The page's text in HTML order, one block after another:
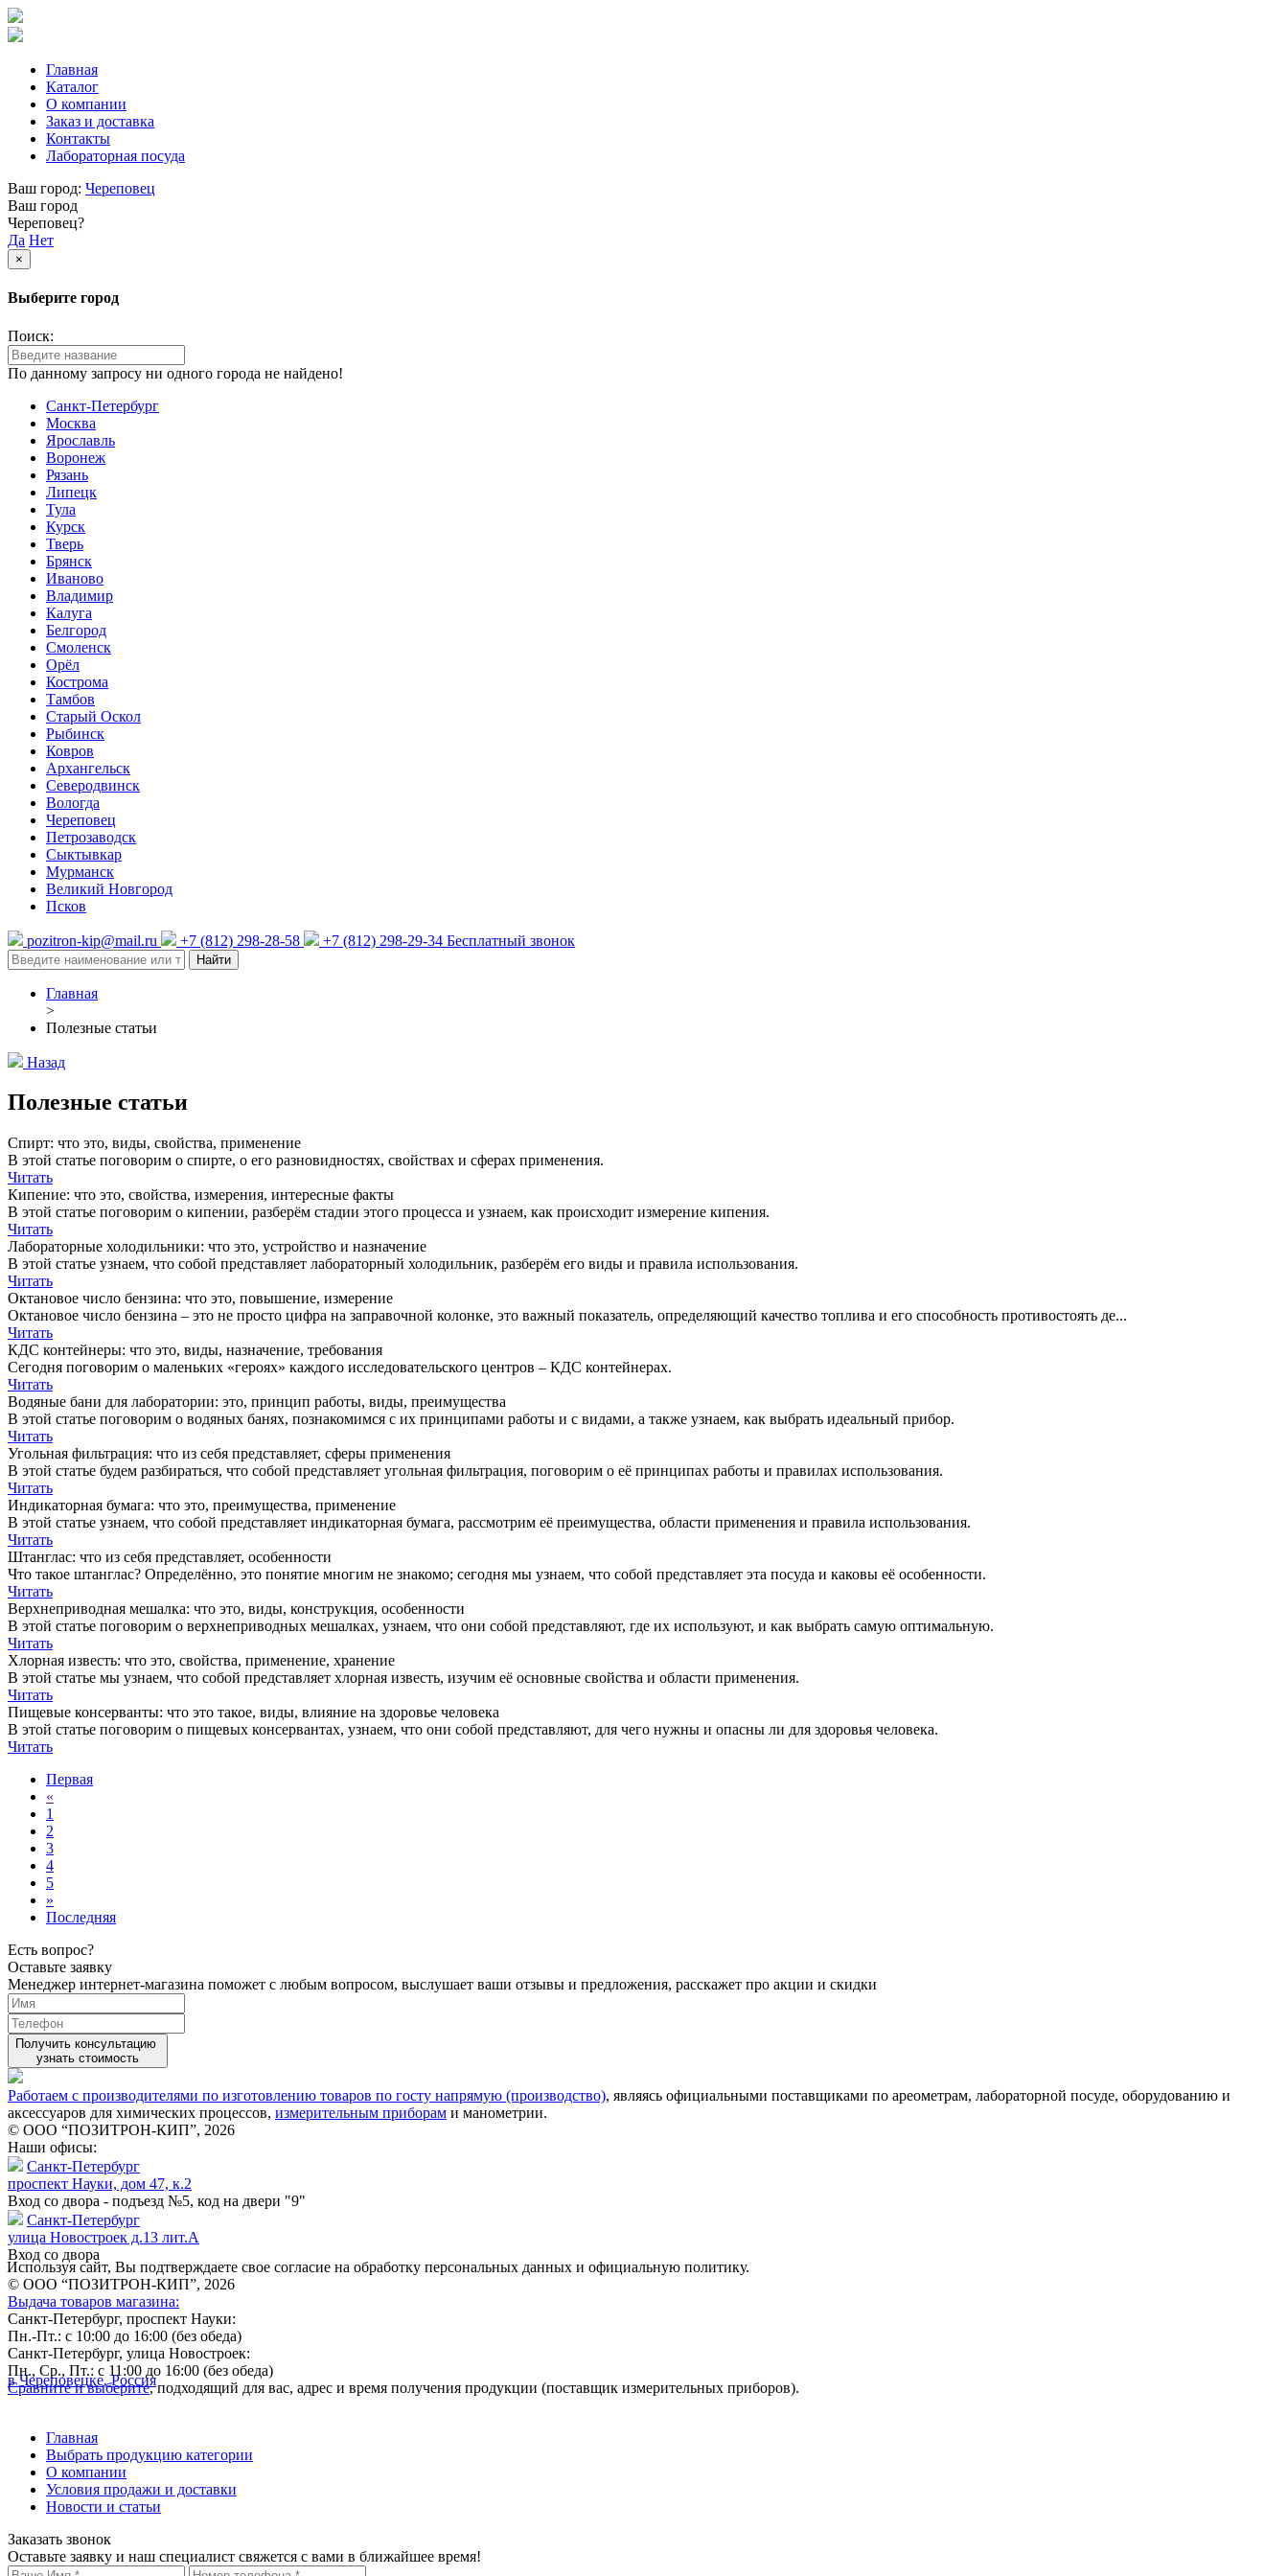
Главная
Каталог
О компании
Заказ и доставка
Контакты
Лабораторная посуда
Ваш город: Череповец
Ваш город
Череповец?
Да Нет
×
Выберите город
Поиск:
По данному запросу ни одного города не найдено!
Санкт-Петербург
Москва
Ярославль
Воронеж
Рязань
Липецк
Тула
Курск
Тверь
Брянск
Иваново
Владимир
Калуга
Белгород
Смоленск
Орёл
Кострома
Тамбов
Старый Оскол
Рыбинск
Ковров
Архангельск
Северодвинск
Вологда
Череповец
Петрозаводск
Сыктывкар
Мурманск
Великий Новгород
Псков
pozitron-kip@mail.ru +7 (812) 298-28-58 +7 (812) 298-29-34 Бесплатный звонок
Найти
Главная
>
Полезные статьи
Назад
Полезные статьи
Спирт: что это, виды, свойства, применение
В этой статье поговорим о спирте, о его разновидностях, свойствах и сферах применения.
Читать
Кипение: что это, свойства, измерения, интересные факты
В этой статье поговорим о кипении, разберём стадии этого процесса и узнаем, как происходит измерение кипения.
Читать
Лабораторные холодильники: что это, устройство и назначение
В этой статье узнаем, что собой представляет лабораторный холодильник, разберём его виды и правила использования.
Читать
Октановое число бензина: что это, повышение, измерение
Октановое число бензина – это не просто цифра на заправочной колонке, это важный показатель, определяющий качество топлива и его способность противостоять де...
Читать
КДС контейнеры: что это, виды, назначение, требования
Сегодня поговорим о маленьких «героях» каждого исследовательского центров – КДС контейнерах.
Читать
Водяные бани для лаборатории: это, принцип работы, виды, преимущества
В этой статье поговорим о водяных банях, познакомимся с их принципами работы и с видами, а также узнаем, как выбрать идеальный прибор.
Читать
Угольная фильтрация: что из себя представляет, сферы применения
В этой статье будем разбираться, что собой представляет угольная фильтрация, поговорим о её принципах работы и правилах использования.
Читать
Индикаторная бумага: что это, преимущества, применение
В этой статье узнаем, что собой представляет индикаторная бумага, рассмотрим её преимущества, области применения и правила использования.
Читать
Штанглас: что из себя представляет, особенности
Что такое штанглас? Определённо, это понятие многим не знакомо; сегодня мы узнаем, что собой представляет эта посуда и каковы её особенности.
Читать
Верхнеприводная мешалка: что это, виды, конструкция, особенности
В этой статье поговорим о верхнеприводных мешалках, узнаем, что они собой представляют, где их используют, и как выбрать самую оптимальную.
Читать
Хлорная известь: что это, свойства, применение, хранение
В этой статье мы узнаем, что собой представляет хлорная известь, изучим её основные свойства и области применения.
Читать
Пищевые консерванты: что это такое, виды, влияние на здоровье человека
В этой статье поговорим о пищевых консервантах, узнаем, что они собой представляют, для чего нужны и опасны ли для здоровья человека.
Читать
Первая
«
1
2
3
4
5
»
Последняя
Есть вопрос?
Оставьте заявку
Менеджер интернет-магазина поможет с любым вопросом, выслушает ваши отзывы и предложения, расскажет про акции и скидки
Получить консультацию
узнать стоимость
Работаем с производителями по изготовлению товаров по госту напрямую (производство), являясь официальными поставщиками по ареометрам, лабораторной посуде, оборудованию и
аксессуаров для химических процессов, измерительным приборам и манометрии.
© ООО “ПОЗИТРОН-КИП”, 2026
Наши офисы:
Санкт-Петербург
проспект Науки, дом 47, к.2
Вход со двора - подъезд №5, код на двери "9"
Санкт-Петербург
улица Новостроек д.13 лит.А
Вход со двора
Используя сайт, Вы подтверждаете свое согласие на обработку персональных данных и официальную политику.
© ООО “ПОЗИТРОН-КИП”, 2026
Выдача товаров магазина:
Санкт-Петербург, проспект Науки:
Пн.-Пт.: с 10:00 до 16:00 (без обеда)
Санкт-Петербург, улица Новостроек:
Пн., Ср., Пт.: с 11:00 до 16:00 (без обеда)
Сравните и выберите, подходящий для вас, адрес и время получения продукции (поставщик измерительных приборов).
в Череповецке, Россия
Главная
Выбрать продукцию категории
О компании
Условия продажи и доставки
Новости и статьи
Заказать звонок
Оставьте заявку и наш специалист свяжется с вами в ближайшее время!